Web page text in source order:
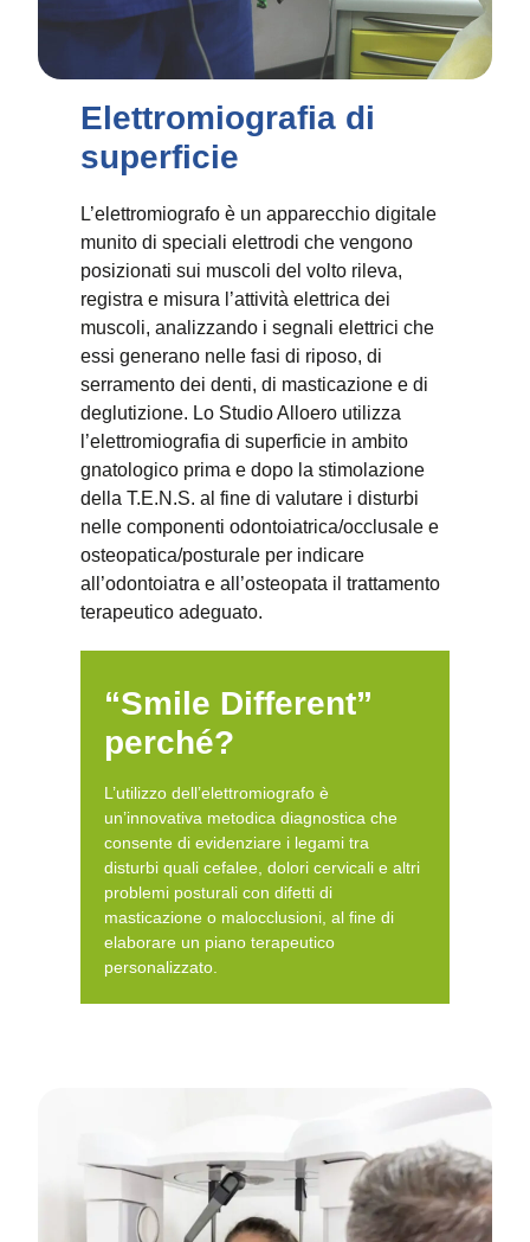
Elettromiografia di
superficie
L’elettromiografo è un apparecchio digitale
munito di speciali elettrodi che vengono
posizionati sui muscoli del volto rileva,
registra e misura l’attività elettrica dei
muscoli, analizzando i segnali elettrici che
essi generano nelle fasi di riposo, di
serramento dei denti, di masticazione e di
deglutizione. Lo Studio Alloero utilizza
l’elettromiografia di superficie in ambito
gnatologico prima e dopo la stimolazione
della T.E.N.S. al fine di valutare i disturbi
nelle componenti odontoiatrica/occlusale e
osteopatica/posturale per indicare
all’odontoiatra e all’osteopata il trattamento
terapeutico adeguato.
“Smile Different”
perché?
L’utilizzo dell’elettromiografo è
un’innovativa metodica diagnostica che
consente di evidenziare i legami tra
disturbi quali cefalee, dolori cervicali e altri
problemi posturali con difetti di
masticazione o malocclusioni, al fine di
elaborare un piano terapeutico
personalizzato.